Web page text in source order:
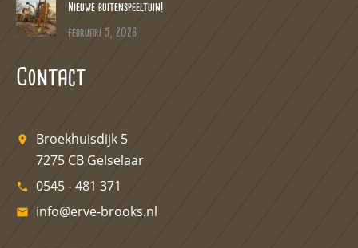
Nieuwe buitenspeeltuin!
februari 5, 2026
Contact
room
Broekhuisdijk 5
7275 CB Gelselaar
phone 0545 - 481 371
email info@erve-brooks.nl